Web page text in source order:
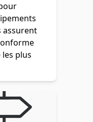
assurent
plus